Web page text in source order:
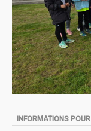
INFORMATIONS